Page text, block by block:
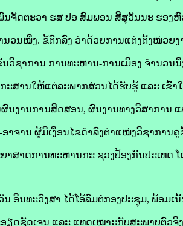
ນຈັດຕະວາ ຮສ ປອ ສົມພອນ ສີສຸວັນນະ ຮອ
ວນໜຶ່ງ. ຂໍ້ຕົກລົງ ວ່າດ້ວຍການແຕ່ງຕັ້ງໜ່ວຍ
ວິຊາການ ການທະຫານ-ການເມືອງ ຈຳນວນນຶ່
ະສານໃຫ້ແຕ່ລະພາກສ່ວນໄດ້ຮັບຮູ້ ແລະ ເຂົ້າ
ຜົນງານການສິດສອນ, ຜົນງານທາງວິສາການ
າຈານ ຜູ້ມີເງື່ອນໄຂດຳລົງຕຳແໜ່ງວິຊາການຄູ
າສາດການທະຫານກະ ຊວງປ້ອງກັນປະເທດ
ອິນທະວົງສາ ໄດ້ໂອ້ລົມຕໍ່ກອງປະຊຸມ, ພ້ອມ
ດຊັດເຈນ ແລະ ແທດເໝາະກັບສະພາບຕົວຈິ